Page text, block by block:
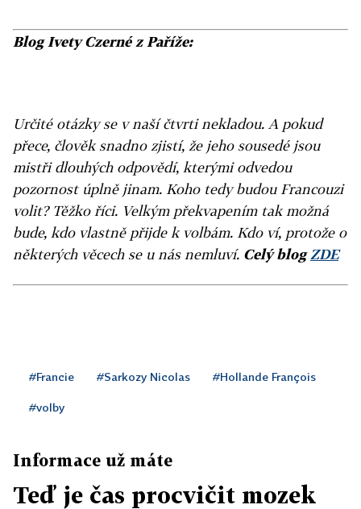
Blog Ivety Czerné z Paříže:
Určité otázky se v naší čtvrti nekladou. A pokud
přece, člověk snadno zjistí, že jeho sousedé jsou
mistři dlouhých odpovědí, kterými odvedou
pozornost úplně jinam. Koho tedy budou Francouzi
volit? Těžko říci. Velkým překvapením tak možná
bude, kdo vlastně přijde k volbám. Kdo ví, protože o
některých věcech se u nás nemluví. Celý blogZDE
#Francie #Sarkozy Nicolas #Hollande François
#volby
Informace už máte
Teď je čas procvičit mozek